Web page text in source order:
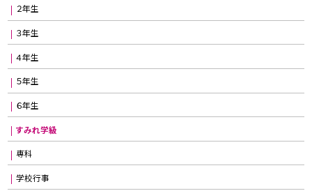
２年生
３年生
４年生
５年生
６年生
すみれ学級
専科
学校行事